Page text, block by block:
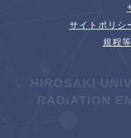
サイトポリシ
規程
HIROSAKI
RADIATION